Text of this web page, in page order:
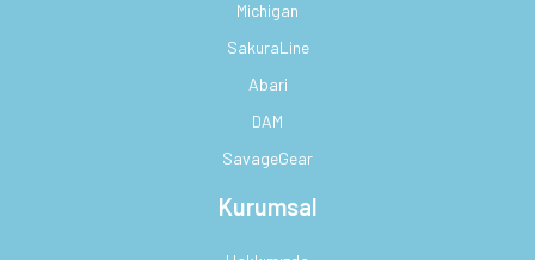
Michigan
SakuraLine
Abari
DAM
SavageGear
Kurumsal